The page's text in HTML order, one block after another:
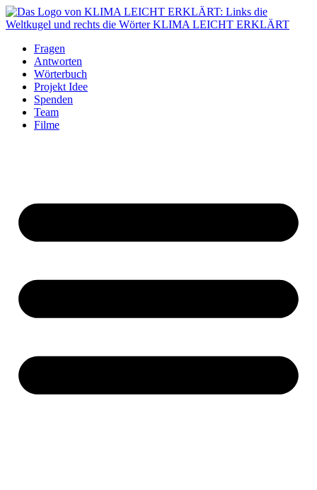
Fragen
Antworten
Wörterbuch
Projekt Idee
Spenden
Team
Filme